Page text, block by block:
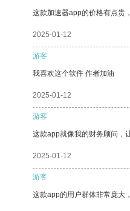
这款加速器app的价格有点贵
2025-01-12
游客
我喜欢这个软件 作者加油
2025-01-12
游客
这款app就像我的财务顾问，
2025-01-12
游客
这款app的用户群体非常庞大